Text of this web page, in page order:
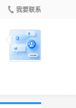
我要联系